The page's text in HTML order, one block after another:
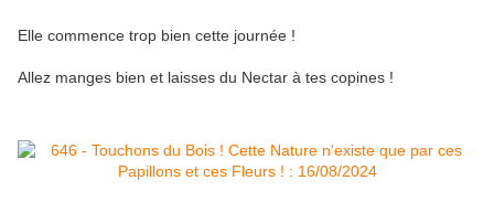
Elle commence trop bien cette journée !
Allez manges bien et laisses du Nectar à tes copines !